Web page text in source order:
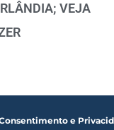
VEJA
e